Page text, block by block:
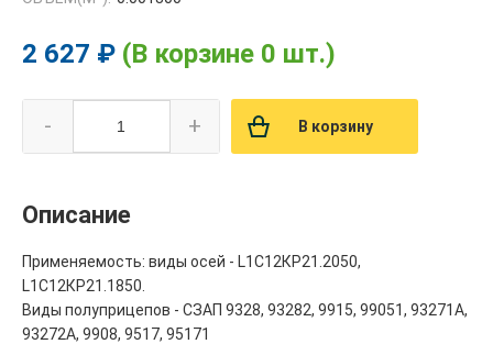
2 627 ₽ (В корзине 0 шт.)
- + В корзину
Описание
Применяемость: виды осей - L1С12КР21.2050,
L1С12КР21.1850.
Виды полуприцепов - СЗАП 9328, 93282, 9915, 99051, 93271А,
93272А, 9908, 9517, 95171